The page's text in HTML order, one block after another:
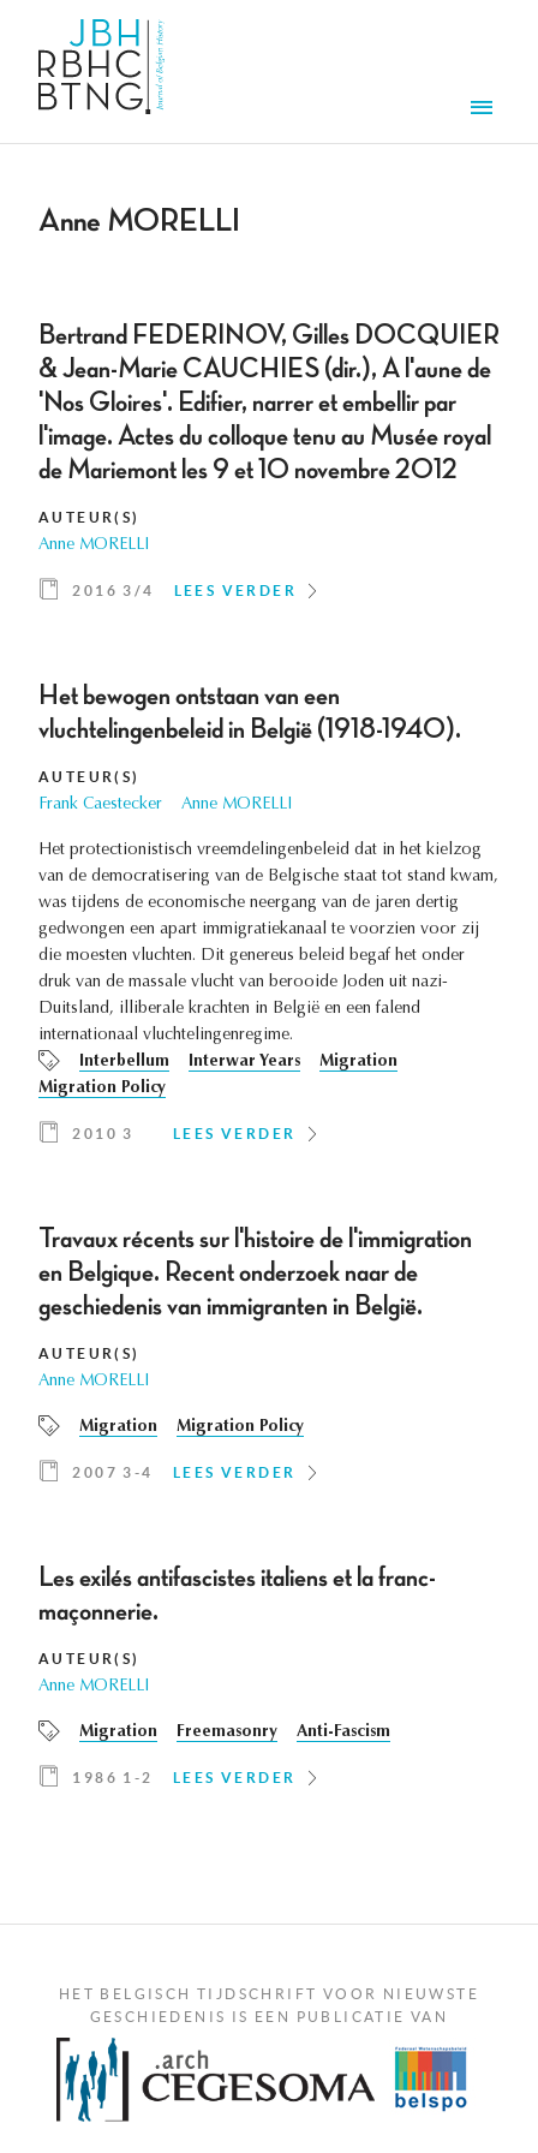
Anne MORELLI
Bertrand FEDERINOV, Gilles DOCQUIER
& Jean-Marie CAUCHIES (dir.), A l'aune de
'Nos Gloires'. Edifier, narrer et embellir par
l'image. Actes du colloque tenu au Musée royal
de Mariemont les 9 et 10 novembre 2012
AUTEUR(S)
Anne MORELLI
2016 3/4 LEES VERDER
Het bewogen ontstaan van een
vluchtelingenbeleid in België (1918-1940).
AUTEUR(S)
Frank Caestecker Anne MORELLI
Het protectionistisch vreemdelingenbeleid dat in het kielzog
van de democratisering van de Belgische staat tot stand kwam,
was tijdens de economische neergang van de jaren dertig
gedwongen een apart immigratiekanaal te voorzien voor zij
die moesten vluchten. Dit genereus beleid begaf het onder
druk van de massale vlucht van berooide Joden uit nazi-
Duitsland, illiberale krachten in België en een falend
internationaal vluchtelingenregime.
Interbellum
Interwar Years
Migration
Migration Policy
2010 3 LEES VERDER
Travaux récents sur l'histoire de l'immigration
en Belgique. Recent onderzoek naar de
geschiedenis van immigranten in België.
AUTEUR(S)
Anne MORELLI
Migration Migration Policy
2007 3-4 LEES VERDER
Les exilés antifascistes italiens et la franc-
maçonnerie.
AUTEUR(S)
Anne MORELLI
Migration Freemasonry Anti-Fascism
1986 1-2 LEES VERDER
HET BELGISCH TIJDSCHRIFT VOOR NIEUWSTE
GESCHIEDENIS IS EEN PUBLICATIE VAN